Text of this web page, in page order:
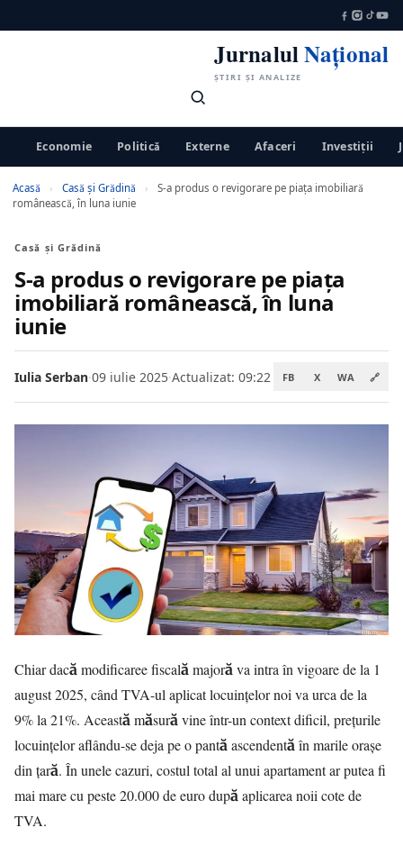
JurnalulNațional
ȘTIRI ȘI ANALIZE
Economie Politică Externe Afaceri Investiții
Acasă › Casă și Grădină ›
S-a produs o revigorare pe piața imobiliară
românească, în luna iunie
Casă și Grădină
S-a produs o revigorare pe piața
imobiliară românească, în luna
iunie
Iulia Serban·09 iulie 2025·Actualizat: 09:22 FB X WA 🔗
Chiar dacă modificaree fiscală majoră va intra în vigoare de la 1
august 2025, când TVA-ul aplicat locuințelor noi va urca de la
9% la 21%. Această măsură vine într-un context dificil, prețurile
locuințelor aflându-se deja pe o pantă ascendentă în marile orașe
din țară. În unele cazuri, costul total al unui apartament ar putea fi
mai mare cu peste 20.000 de euro după aplicarea noii cote de
TVA.